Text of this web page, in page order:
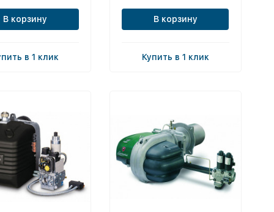
В корзину
в 1 клик
В корзину
Купить в 1 клик